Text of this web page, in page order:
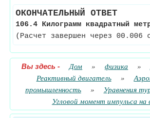
ОКОНЧАТЕЛЬНЫЙ ОТВЕТ
106.4 Килограмм квадратный
(Расчет завершен через 00.006
Вы здесь - Дом » физика »
Реактивный двигатель
»
промышленность
» Уравнения
Угловой момент импульса на